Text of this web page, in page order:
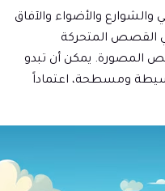
والشوارع والأضواء والآفاق
القصص المتحركة
المصورة. يمكن أن تبدو
ومسطحة، اعتماداً